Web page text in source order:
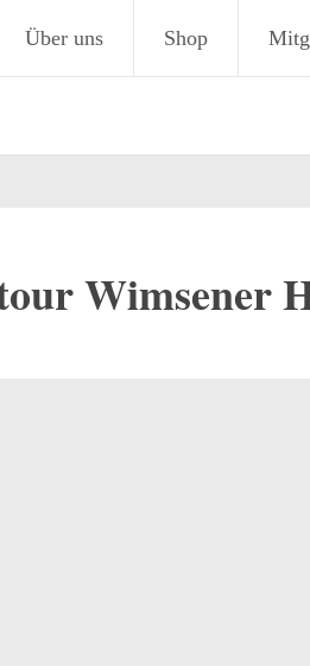
Über uns Shop
Wimsener